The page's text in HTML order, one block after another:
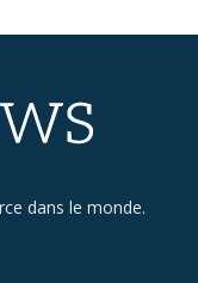
dans le monde.